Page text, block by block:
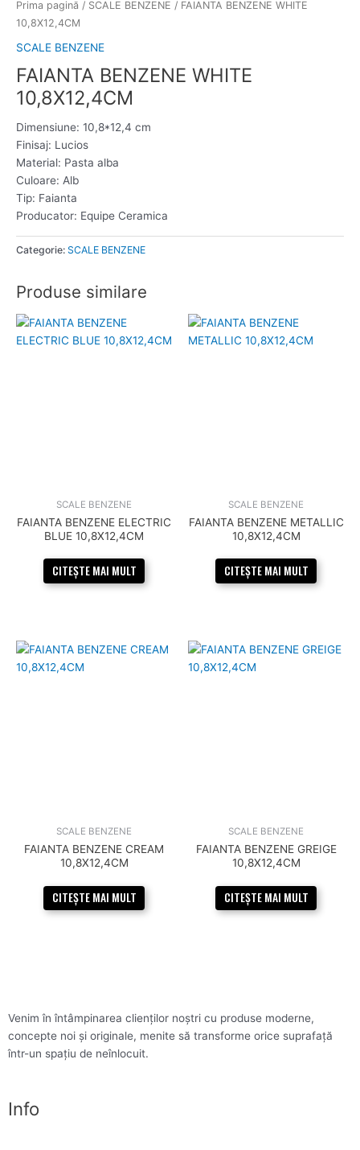
Prima pagină / SCALE BENZENE / FAIANTA BENZENE WHITE
10,8X12,4CM
SCALE BENZENE
FAIANTA BENZENE WHITE
10,8X12,4CM
Dimensiune: 10,8*12,4 cm
Finisaj: Lucios
Material: Pasta alba
Culoare: Alb
Tip: Faianta
Producator: Equipe Ceramica
Categorie: SCALE BENZENE
Produse similare
SCALE BENZENE
FAIANTA BENZENE ELECTRIC
BLUE 10,8X12,4CM
CITEȘTE MAI MULT
SCALE BENZENE
FAIANTA BENZENE METALLIC
10,8X12,4CM
CITEȘTE MAI MULT
SCALE BENZENE
FAIANTA BENZENE CREAM
10,8X12,4CM
CITEȘTE MAI MULT
SCALE BENZENE
FAIANTA BENZENE GREIGE
10,8X12,4CM
CITEȘTE MAI MULT
Venim în întâmpinarea clienților noștri cu produse moderne,
concepte noi și originale, menite să transforme orice suprafață
într-un spațiu de neînlocuit.
Info